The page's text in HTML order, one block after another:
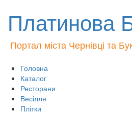
Платинова
Портал міста Чернівці та
Головна
Каталог
Ресторани
Весілля
Плітки